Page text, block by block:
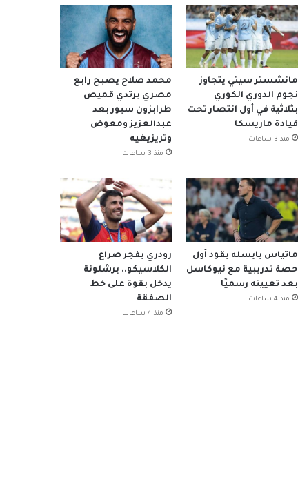
مانشستر سيتي يتجاوز
نجوم الدوري الكوري
بثلاثية في أول انتصار تحت
قيادة ماريسكا
منذ 3 ساعات
محمد صلاح يصبح رابع
مصري يرتدي قميص
طرابزون سبور بعد
عبدالعزيز ومعوض
وتريزيغيه
منذ 3 ساعات
ماتياس يايسله يقود أول
حصة تدريبية مع نيوكاسل
بعد تعيينه رسميًا
منذ 4 ساعات
رودري يفجر صراع
الكلاسيكو.. برشلونة
يدخل بقوة على خط
الصفقة
منذ 4 ساعات